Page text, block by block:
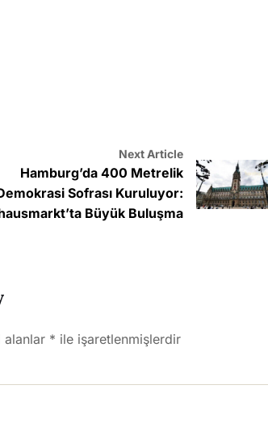
Next Article
Hamburg’da 400 Metrelik
Sofrası Kuruluyor:
Büyük Buluşma
alanlar * ile işaretlenmişlerdir